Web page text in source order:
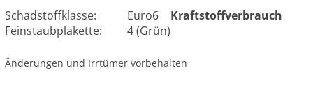
Schadstoffklasse:
Euro6
Feinstaubplakette:
4 (Grün)
Kraftstoffverbrauch
Änderungen und Irrtümer vorbehalten